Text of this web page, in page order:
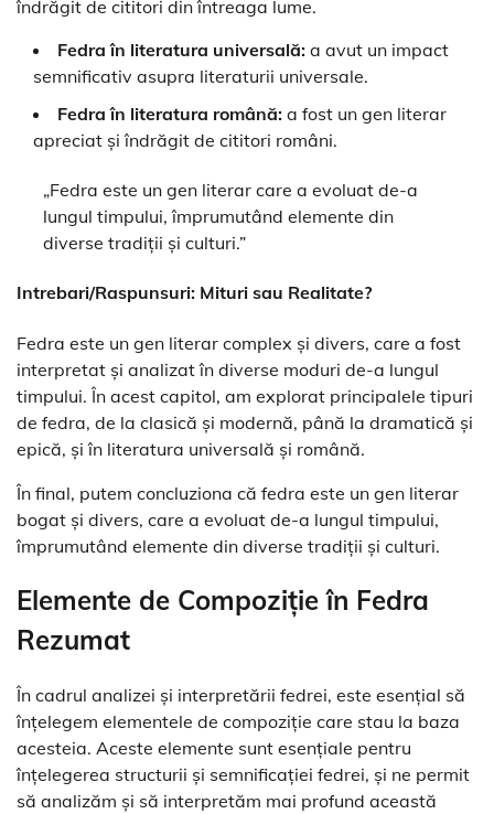
îndrăgit de cititori din întreaga lume.
Fedra în literatura universală: a avut un impact
semnificativ asupra literaturii universale.
Fedra în literatura română: a fost un gen literar
apreciat și îndrăgit de cititori români.
„Fedra este un gen literar care a evoluat de-a
lungul timpului, împrumutând elemente din
diverse tradiții și culturi.”
Intrebari/Raspunsuri: Mituri sau Realitate?
Fedra este un gen literar complex și divers, care a fost
interpretat și analizat în diverse moduri de-a lungul
timpului. În acest capitol, am explorat principalele tipuri
de fedra, de la clasică și modernă, până la dramatică și
epică, și în literatura universală și română.
În final, putem concluziona că fedra este un gen literar
bogat și divers, care a evoluat de-a lungul timpului,
împrumutând elemente din diverse tradiții și culturi.
Elemente de Compoziție în Fedra
Rezumat
În cadrul analizei și interpretării fedrei, este esențial să
înțelegem elementele de compoziție care stau la baza
acesteia. Aceste elemente sunt esențiale pentru
înțelegerea structurii și semnificației fedrei, și ne permit
să analizăm și să interpretăm mai profund această